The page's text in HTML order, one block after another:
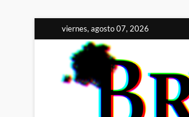
al
contenido
viernes, agosto 07, 2026